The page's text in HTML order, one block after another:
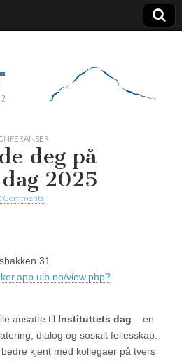
deg på
2025
Comments
31
view.php?
ansatte til Instituttets dag – en
dialog og sosialt fellesskap.
kjent med kollegaer på tvers